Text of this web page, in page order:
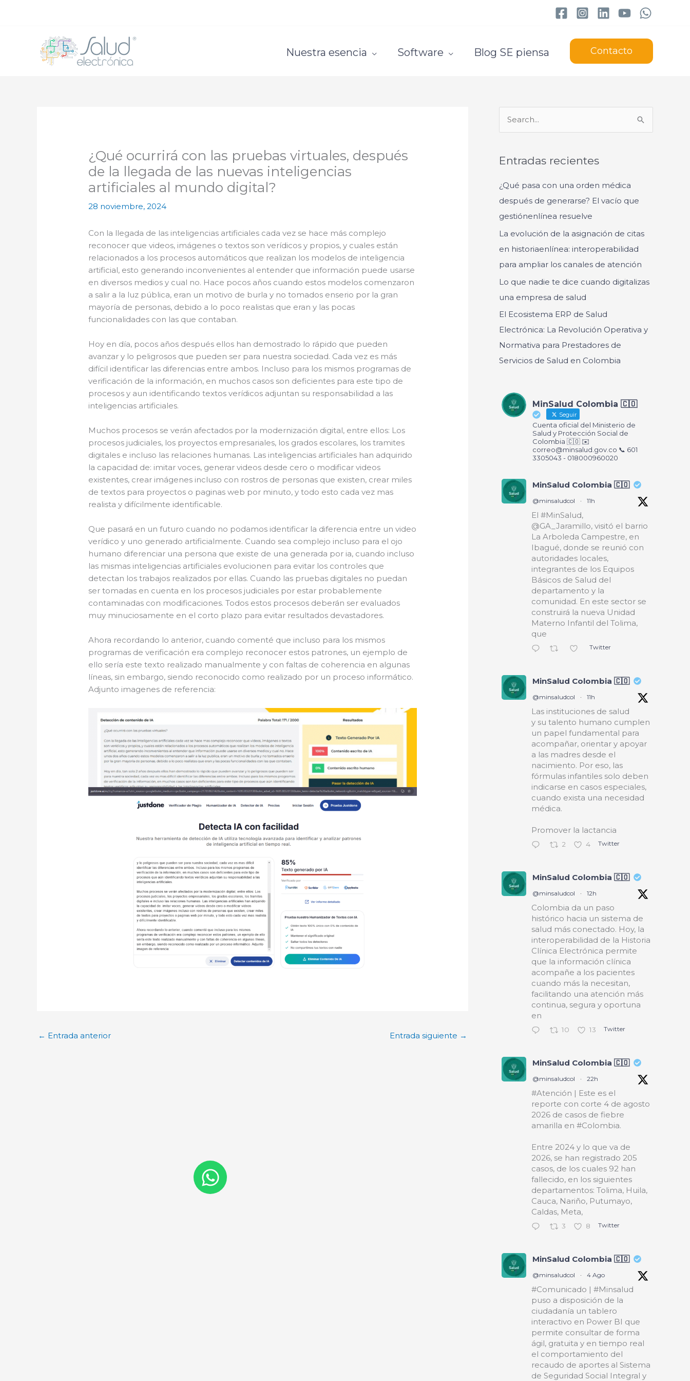
Nuestra esencia Software Blog SE piensa Contacto
¿Qué ocurrirá con las pruebas virtuales, después
de la llegada de las nuevas inteligencias
artificiales al mundo digital?
28 noviembre, 2024
Con la llegada de las inteligencias artificiales cada vez se hace más complejo
reconocer que videos, imágenes o textos son verídicos y propios, y cuales están
relacionados a los procesos automáticos que realizan los modelos de inteligencia
artificial, esto generando inconvenientes al entender que información puede usarse
en diversos medios y cual no. Hace pocos años cuando estos modelos comenzaron
a salir a la luz pública, eran un motivo de burla y no tomados enserio por la gran
mayoría de personas, debido a lo poco realistas que eran y las pocas
funcionalidades con las que contaban.
Hoy en día, pocos años después ellos han demostrado lo rápido que pueden
avanzar y lo peligrosos que pueden ser para nuestra sociedad. Cada vez es más
difícil identificar las diferencias entre ambos. Incluso para los mismos programas de
verificación de la información, en muchos casos son deficientes para este tipo de
procesos y aun identificando textos verídicos adjuntan su responsabilidad a las
inteligencias artificiales.
Muchos procesos se verán afectados por la modernización digital, entre ellos: Los
procesos judiciales, los proyectos empresariales, los grados escolares, los tramites
digitales e incluso las relaciones humanas. Las inteligencias artificiales han adquirido
la capacidad de: imitar voces, generar videos desde cero o modificar videos
existentes, crear imágenes incluso con rostros de personas que existen, crear miles
de textos para proyectos o paginas web por minuto, y todo esto cada vez mas
realista y difícilmente identificable.
Que pasará en un futuro cuando no podamos identificar la diferencia entre un video
verídico y uno generado artificialmente. Cuando sea complejo incluso para el ojo
humano diferenciar una persona que existe de una generada por ia, cuando incluso
las mismas inteligencias artificiales evolucionen para evitar los controles que
detectan los trabajos realizados por ellas. Cuando las pruebas digitales no puedan
ser tomadas en cuenta en los procesos judiciales por estar probablemente
contaminadas con modificaciones. Todos estos procesos deberán ser evaluados
muy minuciosamente en el corto plazo para evitar resultados devastadores.
Ahora recordando lo anterior, cuando comenté que incluso para los mismos
programas de verificación era complejo reconocer estos patrones, un ejemplo de
ello sería este texto realizado manualmente y con faltas de coherencia en algunas
líneas, sin embargo, siendo reconocido como realizado por un proceso informático.
Adjunto imagenes de referencia:
← Entrada anterior Entrada siguiente →
c
a
r
p
o
Entradas recientes
¿Qué pasa con una orden médica
después de generarse? El vacío que
gestiónenlínea resuelve
La evolución de la asignación de citas
en historiaenlínea: interoperabilidad
para ampliar los canales de atención
Lo que nadie te dice cuando digitalizas
una empresa de salud
El Ecosistema ERP de Salud
Electrónica: La Revolución Operativa y
Normativa para Prestadores de
Servicios de Salud en Colombia
MinSalud Colombia 🇨🇴
Seguir
Cuenta oficial del Ministerio de
Salud y Protección Social de
Colombia 🇨🇴 ✉️
correo@minsalud.gov.co 📞 601
3305043 - 018000960020
MinSalud Colombia 🇨🇴
@minsaludcol · 11h
El #MinSalud,
@GA_Jaramillo, visitó el barrio
La Arboleda Campestre, en
Ibagué, donde se reunió con
autoridades locales,
integrantes de los Equipos
Básicos de Salud del
departamento y la
comunidad. En este sector se
construirá la nueva Unidad
Materno Infantil del Tolima,
que
Twitter
MinSalud Colombia 🇨🇴
@minsaludcol · 11h
Las instituciones de salud
y su talento humano cumplen
un papel fundamental para
acompañar, orientar y apoyar
a las madres desde el
nacimiento. Por eso, las
fórmulas infantiles solo deben
indicarse en casos especiales,
cuando exista una necesidad
médica.
Promover la lactancia
2 4 Twitter
MinSalud Colombia 🇨🇴
@minsaludcol · 12h
Colombia da un paso
histórico hacia un sistema de
salud más conectado. Hoy, la
interoperabilidad de la Historia
Clínica Electrónica permite
que la información clínica
acompañe a los pacientes
cuando más la necesitan,
facilitando una atención más
continua, segura y oportuna
en
10 13 Twitter
MinSalud Colombia 🇨🇴
@minsaludcol · 22h
#Atención | Este es el
reporte con corte 4 de agosto
2026 de casos de fiebre
amarilla en #Colombia.
Entre 2024 y lo que va de
2026, se han registrado 205
casos, de los cuales 92 han
fallecido, en los siguientes
departamentos: Tolima, Huila,
Cauca, Nariño, Putumayo,
Caldas, Meta,
3 8 Twitter
MinSalud Colombia 🇨🇴
@minsaludcol · 4 Ago
#Comunicado | #Minsalud
puso a disposición de la
ciudadanía un tablero
interactivo en Power BI que
permite consultar de forma
ágil, gratuita y en tiempo real
el comportamiento del
recaudo de aportes al Sistema
de Seguridad Social Integral y